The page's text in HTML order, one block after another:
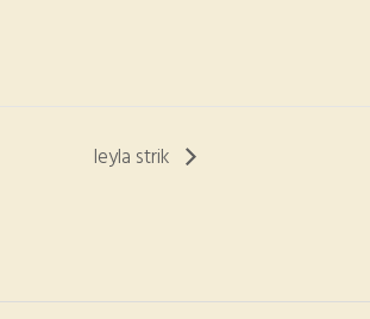
leyla strik